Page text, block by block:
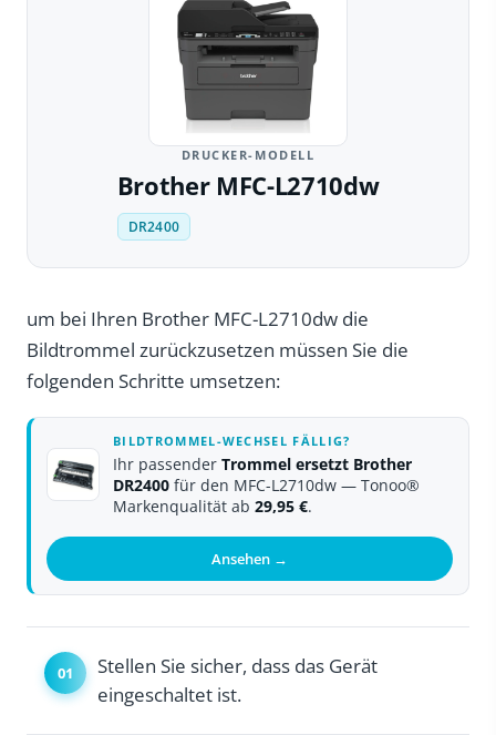
DRUCKER-MODELL
Brother MFC-L2710dw
DR2400
um bei Ihren Brother MFC-L2710dw die
Bildtrommel zurückzusetzen müssen Sie die
folgenden Schritte umsetzen:
BILDTROMMEL-WECHSEL FÄLLIG?
Ihr passender Trommel ersetzt Brother
DR2400 für den MFC-L2710dw — Tonoo®
Markenqualität ab 29,95 €.
Ansehen →
Stellen Sie sicher, dass das Gerät
eingeschaltet ist.